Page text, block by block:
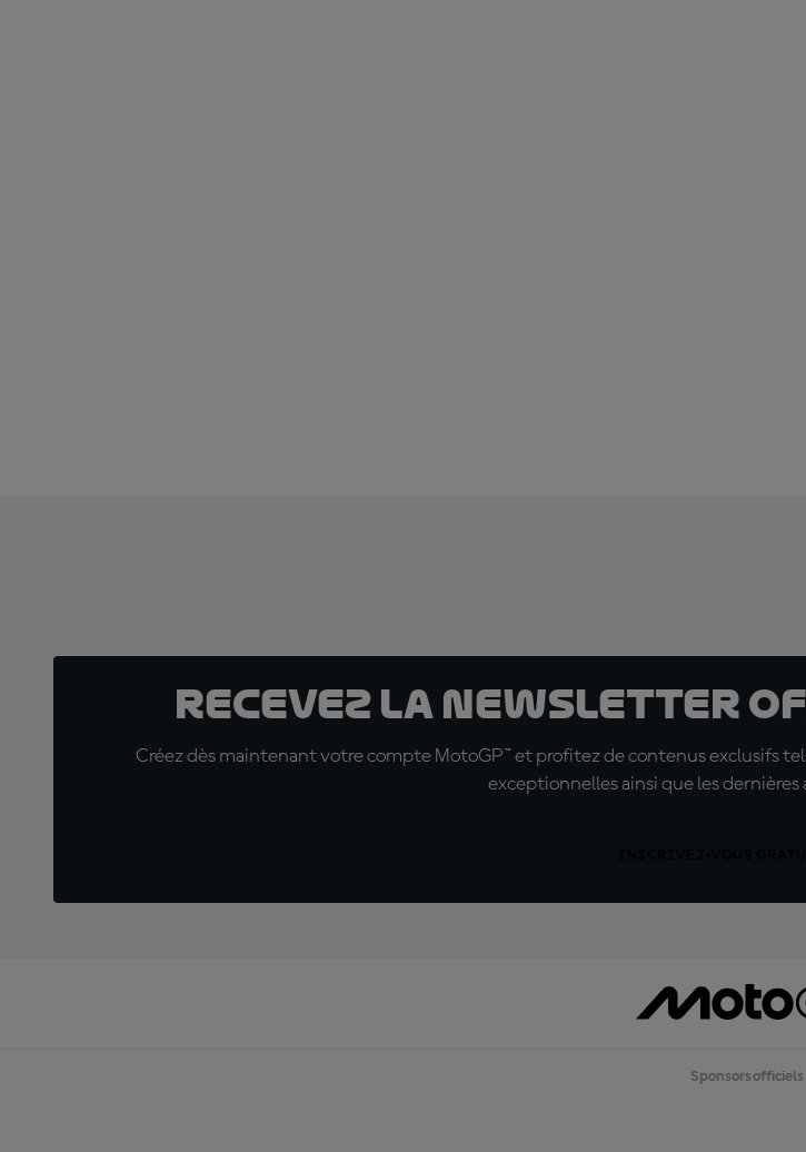
Recevez la Newsletter
Créez dès maintenant votre compte MotoGP™ et profitez de contenus exclusifs
exceptionnelles ainsi que les
Sponsors officiels